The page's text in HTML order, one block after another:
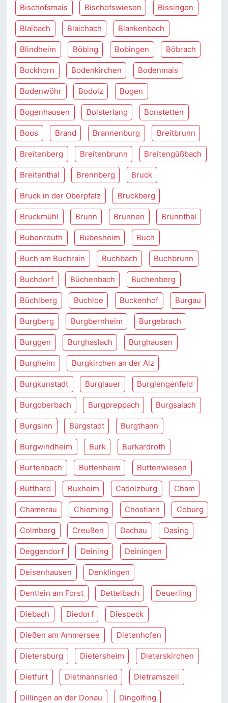
Bischofsmais Bischofswiesen Bissingen
Blaibach Blaichach Blankenbach
Blindheim Böbing Bobingen Böbrach
Bockhorn Bodenkirchen Bodenmais
Bodenwöhr Bodolz Bogen
Bogenhausen Bolsterlang Bonstetten
Boos Brand Brannenburg Breitbrunn
Breitenberg Breitenbrunn Breitengüßbach
Breitenthal Brennberg Bruck
Bruck in der Oberpfalz Bruckberg
Bruckmühl Brunn Brunnen Brunnthal
Bubenreuth Bubesheim Buch
Buch am Buchrain Buchbach Buchbrunn
Buchdorf Büchenbach Buchenberg
Büchlberg Buchloe Buckenhof Burgau
Burgberg Burgbernheim Burgebrach
Burggen Burghaslach Burghausen
Burgheim Burgkirchen an der Alz
Burgkunstadt Burglauer Burglengenfeld
Burgoberbach Burgpreppach Burgsalach
Burgsinn Bürgstadt Burgthann
Burgwindheim Burk Burkardroth
Burtenbach Buttenheim Buttenwiesen
Bütthard Buxheim Cadolzburg Cham
Chamerau Chieming Chostlarn Coburg
Colmberg Creußen Dachau Dasing
Deggendorf Deining Deiningen
Deisenhausen Denklingen
Dentlein am Forst Dettelbach Deuerling
Diebach Diedorf Diespeck
Dießen am Ammersee Dietenhofen
Dietersburg Dietersheim Dieterskirchen
Dietfurt Dietmannsried Dietramszell
Dillingen an der Donau Dingolfing